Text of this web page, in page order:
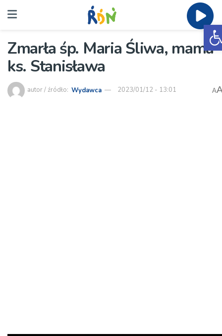
Zmarła śp. Maria Śliwa, mama
ks. Stanisława
autor / źródło: Wydawca 2023/01/12 - 13:01 A